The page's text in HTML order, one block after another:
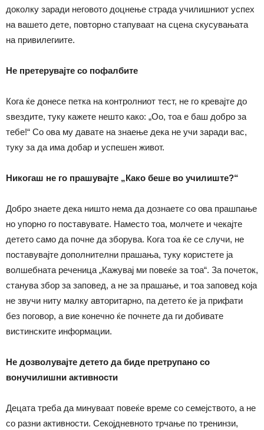
доколку заради неговото доцнење страда училишниот успех
на вашето дете, повторно стапуваат на сцена скусувањата
на привилегиите.
Не претерувајте со пофалбите
Кога ќе донесе петка на контролниот тест, не го кревајте до
ѕвездите, туку кажете нешто како: „Оо, тоа е баш добро за
тебе!“ Со ова му давате на знаење дека не учи заради вас,
туку за да има добар и успешен живот.
Никогаш не го прашувајте „Како беше во училиште?“
Добро знаете дека ништо нема да дознаете со ова прашпање
но упорно го поставувате. Наместо тоа, молчете и чекајте
детето само да почне да зборува. Кога тоа ќе се случи, не
поставувајте дополнителни прашања, туку користете ја
волшебната реченица „Кажувај ми повеќе за тоа“. За почеток,
станува збор за заповед, а не за прашање, и тоа заповед која
не звучи ниту малку авторитарно, па детето ќе ја прифати
без поговор, а вие конечно ќе почнете да ги добивате
вистинските информации.
Не дозволувајте детето да биде претрупано со
вонучилишни активности
Децата треба да минуваат повеќе време со семејството, а не
со разни активности. Секојдневното трчање по тренинзи,